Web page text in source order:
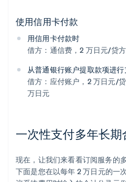
使用信用卡付款
用信用卡付款时
借方：通信费，2 万日元/贷
从普通银行账户提取款项进
借方：应付账户，2 万日元/
万日元
一次性支付多年长期
现在，让我们来看看订阅服务的
下面是您在以每年 2 万日元的一